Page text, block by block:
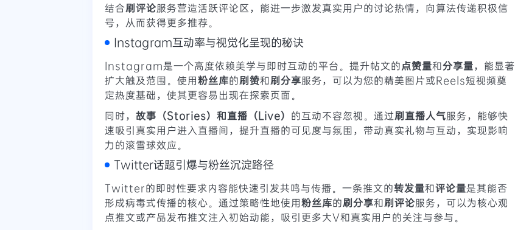
结合刷评论服务营造活跃评论区，能进一步激发真实用户的讨论热情，向算法传递积极信
号，从而获得更多推荐。
Instagram互动率与视觉化呈现的秘诀
Instagram是一个高度依赖美学与即时互动的平台。提升帖文的点赞量和分享量，能显著
扩大触及范围。使用粉丝库的刷赞和刷分享服务，可以为您的精美图片或Reels短视频奠
定热度基础，使其更容易出现在探索页面。
同时， 故事（Stories）和直播（Live） 的互动不容忽视。通过刷直播人气服务，能够快
速吸引真实用户进入直播间，提升直播的可见度与氛围，带动真实礼物与互动，实现影响
力的滚雪球效应。
Twitter话题引爆与粉丝沉淀路径
Twitter的即时性要求内容能快速引发共鸣与传播。一条推文的转发量和评论量是其能否
形成病毒式传播的核心。通过策略性地使用粉丝库的刷分享和刷评论服务，可以为核心观
点推文或产品发布推文注入初始动能，吸引更多大V和真实用户的关注与参与。